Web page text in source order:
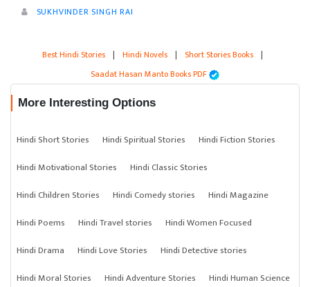
SUKHVINDER SINGH RAI
Best Hindi Stories | Hindi Novels | Short Stories Books |
Saadat Hasan Manto Books PDF
More Interesting Options
Hindi Short Stories Hindi Spiritual Stories
Hindi Fiction Stories
Hindi Motivational Stories
Hindi Classic Stories
Hindi Children Stories
Hindi Comedy stories
Hindi Magazine
Hindi Poems
Hindi Travel stories
Hindi Women Focused
Hindi Drama
Hindi Love Stories
Hindi Detective stories
Hindi Moral Stories
Hindi Adventure Stories
Hindi Human Science